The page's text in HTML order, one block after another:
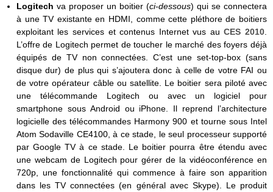
Logitech va proposer un boitier (ci-dessous) qui se connectera
à une TV existante en HDMI, comme cette pléthore de boitiers
exploitant les services et contenus Internet vus auCES 2010
L’offre de Logitech permet de toucher le marché des foyers déjà
équipés de TV non connectées. C’est une set-top-box (sans
disque dur) de plus qui s’ajoutera donc à celle de votre FAI ou
de votre opérateur câble ou satellite. Le boitier sera piloté avec
une télécommande Logitech ou avec un logiciel pour
smartphone sous Android ou iPhone. Il reprend l’architecture
logicielle des télécommandes Harmony 900 et tourne sous Intel
Atom Sodaville CE4100, à ce stade, le seul processeur supporté
par Google TV à ce stade. Le boitier pourra être étendu avec
une webcam de Logitech pour gérer de la vidéoconférence en
720p, une fonctionnalité qui commence à faire son apparition
dans les TV connectées (en général avec Skype). Le produit